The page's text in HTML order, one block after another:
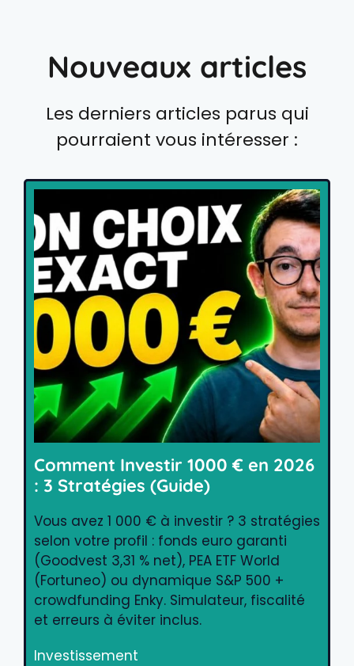
Nouveaux articles
Les derniers articles parus qui
pourraient vous intéresser :
Comment Investir 1000 € en 2026
: 3 Stratégies (Guide)
Vous avez 1 000 € à investir ? 3 stratégies
selon votre profil : fonds euro garanti
(Goodvest 3,31 % net), PEA ETF World
(Fortuneo) ou dynamique S&P 500 +
crowdfunding Enky. Simulateur, fiscalité
et erreurs à éviter inclus.
Investissement